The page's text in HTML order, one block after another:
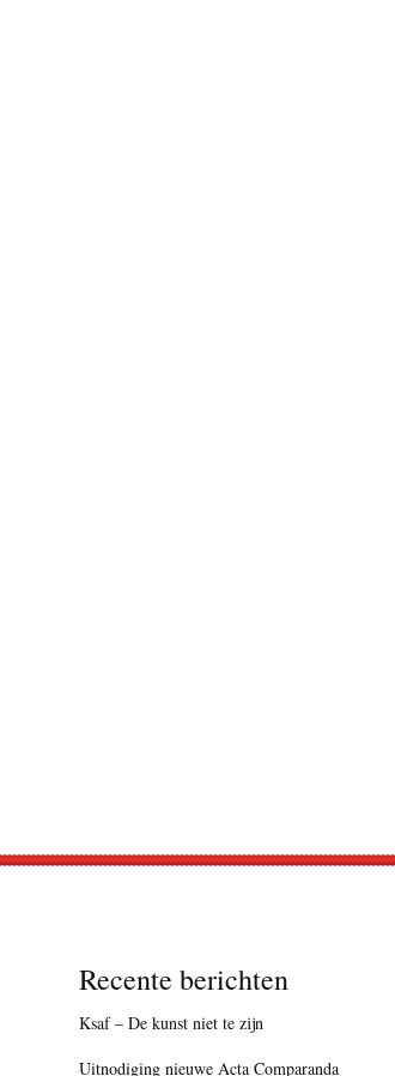
Recente berichten
Ksaf – De kunst niet te zijn
Uitnodiging nieuwe Acta Comparanda